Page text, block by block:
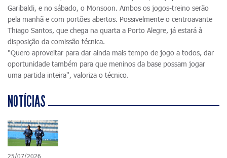
Garibaldi, e no sábado, o Monsoon. Ambos os jogos-treino serão
pela manhã e com portões abertos. Possivelmente o centroavante
Thiago Santos, que chega na quarta a Porto Alegre, já estará à
disposição da comissão técnica.
"Quero aproveitar para dar ainda mais tempo de jogo a todos, dar
oportunidade também para que meninos da base possam jogar
uma partida inteira", valoriza o técnico.
NOTÍCIAS
25/07/2026